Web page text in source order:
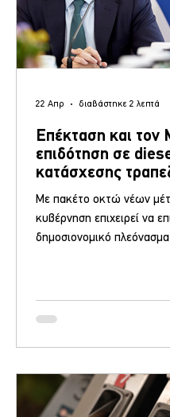
Επέκταση και τον
επιδότηση σε
κατάσχεσης
λογαριασμού για
αναλυτικά τα 8
μέτρα
Με πακέτο οκτώ νέων
κυβέρνηση επιχειρεί να επιστρέψει το
δημοσιονομικό πλεόνασμα
ιδιωτικού χρέους. Δέσμη
στην κοινωνία, αναφέρει
σε δήλωσή του. Στο
παρατείνεται η επιδότηση
22 Απρ διαβάστηκε 2 λεπτά